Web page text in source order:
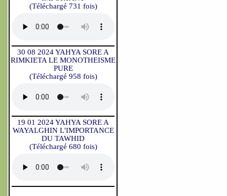
(Téléchargé 731 fois)
30 08 2024 YAHYA SORE A
RIMKIETA LE MONOTHEISME
PURE
(Téléchargé 958 fois)
19 01 2024 YAHYA SORE A
WAYALGHIN L'IMPORTANCE
DU TAWHID
(Téléchargé 680 fois)